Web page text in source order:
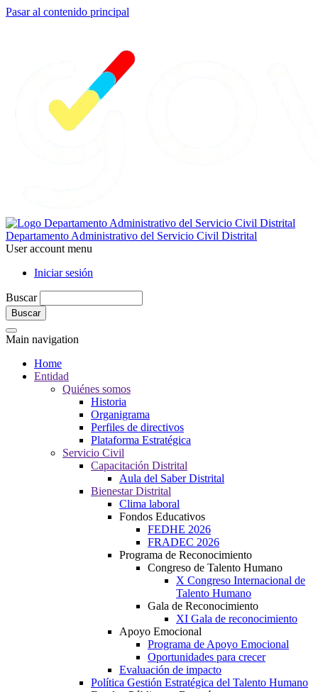
Pasar al contenido principal
Departamento Administrativo del Servicio Civil Distrital
User account menu
Iniciar sesión
Buscar
Main navigation
Home
Entidad
Quiénes somos
Historia
Organigrama
Perfiles de directivos
Plataforma Estratégica
Servicio Civil
Capacitación Distrital
Aula del Saber Distrital
Bienestar Distrital
Clima laboral
Fondos Educativos
FEDHE 2026
FRADEC 2026
Programa de Reconocimiento
Congreso de Talento Humano
X Congreso Internacional de
Talento Humano
Gala de Reconocimiento
XI Gala de reconocimiento
Apoyo Emocional
Programa de Apoyo Emocional
Oportunidades para crecer
Evaluación de impacto
Política Gestión Estratégica del Talento Humano